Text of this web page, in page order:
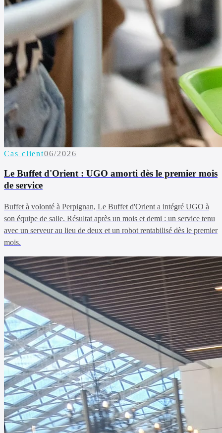
Cas client06/2026
Le Buffet d'Orient : UGO amorti dès le premier mois
de service
Buffet à volonté à Perpignan, Le Buffet d'Orient a intégré UGO à
son équipe de salle. Résultat après un mois et demi : un service tenu
avec un serveur au lieu de deux et un robot rentabilisé dès le premier
mois.